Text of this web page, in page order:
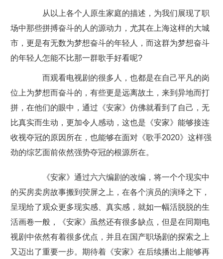
从以上各个人原生家庭的描述，为我们展现了职
场中那些拼搏奋斗的人的源动力，尤其在上海这样的大城
市，更是有无数为梦想奋斗的年轻人，而这群为梦想奋斗
的年轻人怎能不比那一群歌手好看呢?
而观看电视剧的很多人，也都是在自己平凡的岗
位上为梦想而奋斗的，有些更是远离故土，来到异地而打
拼，在他们的眼中，通过《安家》仿佛就看到了自己，无
比真实而生动，更加令人感动，这也是《安家》能够接连
收视夺冠的原因所在，也能够在面对《歌手2020》这样强
劲的综艺面前依然强势夺冠的根源所在。
《安家》通过六六编剧的改编，将一个个现实中
的买房卖房故事搬到荧屏之上，在各个演员的演绎之下，
呈现给了观众更多现实感、真实感，就如一幅活脱脱的生
活画卷一般，《安家》虽然还有很多缺点，但是在同期电
视剧中依然有着很多优点，并且在国产职场剧的探索之上
又迈出了重要一步。期待着《安家》在后续播出上能够再